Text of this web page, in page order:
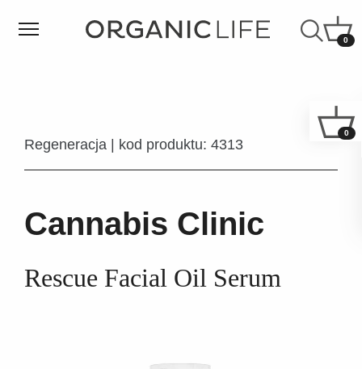
0
0
Regeneracja | kod produktu: 4313
Cannabis Clinic
Rescue Facial Oil Serum